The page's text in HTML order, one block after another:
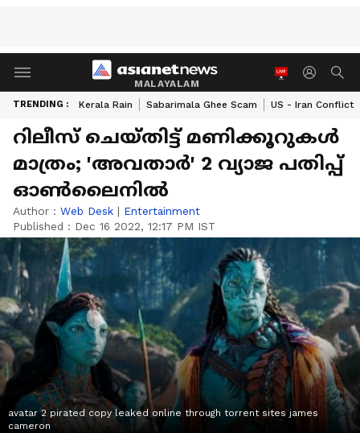
MALAYALAM
TRENDING : Kerala Rain Sabarimala Ghee Scam US - Iran Conflict
റിലീസ് ചെയ്‍തിട്ട് മണിക്കൂറുകള്‍
മാത്രം; 'അവതാര്‍' 2 വ്യാജ പതിപ്പ്
ഓണ്‍ലൈനില്‍
Author : Web Desk | Entertainment
Published : Dec 16 2022, 12:17 PM IST
avatar 2 pirated copy leaked online through torrent sites james
cameron